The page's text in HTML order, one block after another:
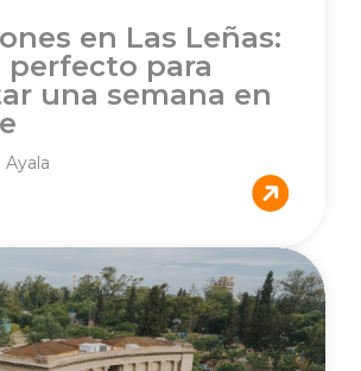
en Las Leñas:
perfecto para
una semana en
Ayala